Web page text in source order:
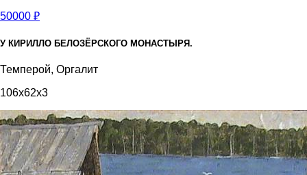
50000 ₽
У КИРИЛЛО БЕЛОЗЁРСКОГО МОНАСТЫРЯ.
Темперой, Оргалит
106x62x3